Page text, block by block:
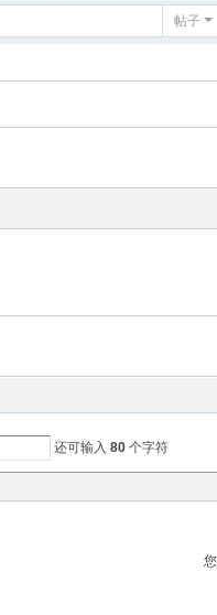
帖子
还可输入80 个字符